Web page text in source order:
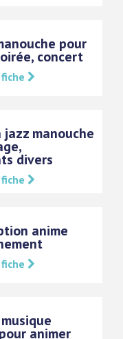
pour
concert
manouche
divers
anime
animer